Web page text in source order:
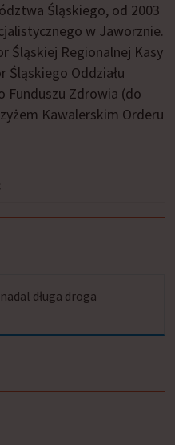
Śląskiego, od 2003
w Jaworznie.
Śląskiej Regionalnej Kasy
Śląskiego Oddziału
Funduszu Zdrowia (do
Kawalerskim Orderu
długa droga